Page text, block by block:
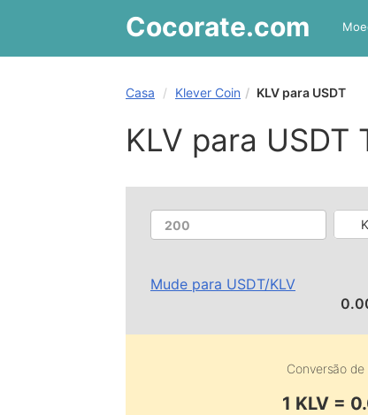
Cocorate.com
Casa Klever Coin KLV para USDT
KLV para USDT
Mude para USDT/KLV
Conversão de
1 KLV =